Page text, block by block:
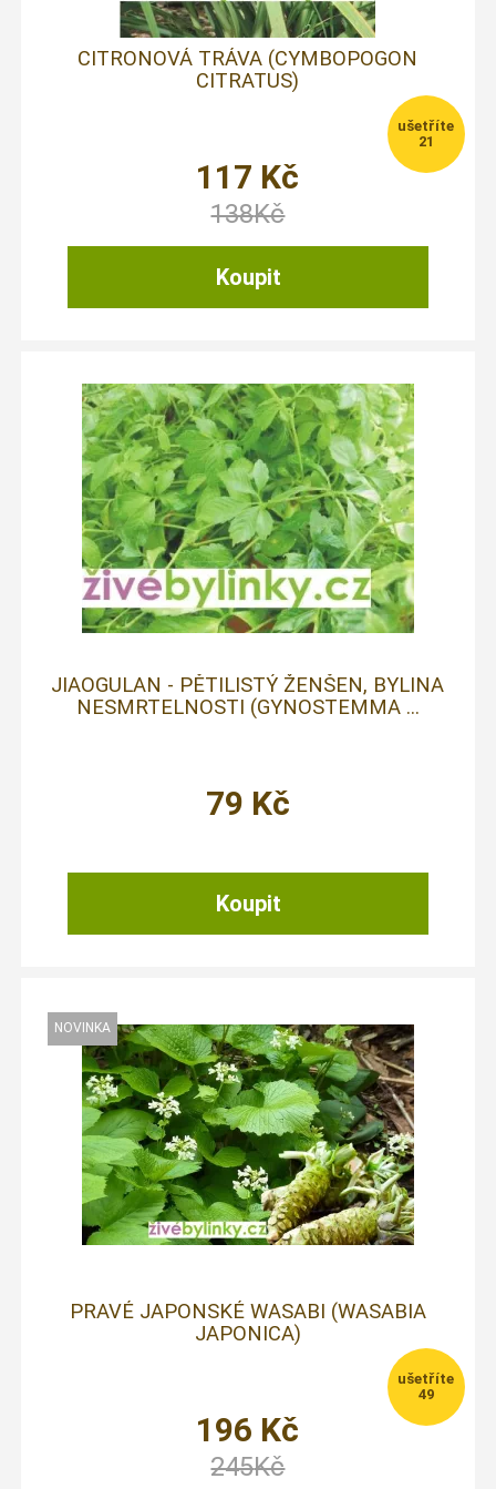
CITRONOVÁ TRÁVA (CYMBOPOGON
CITRATUS)
117 Kč
21
138Kč
JIAOGULAN - PĚTILISTÝ ŽENŠEN, BYLINA
NESMRTELNOSTI (GYNOSTEMMA ...
79 Kč
PRAVÉ JAPONSKÉ WASABI (WASABIA
JAPONICA)
196 Kč
49
245Kč